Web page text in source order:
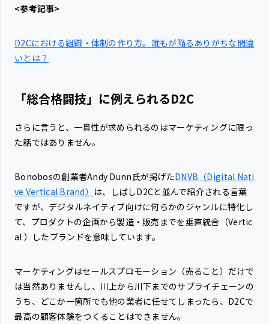
<参考記事>
D2Cにおける組織・体制の作り方。誰もが陥るありがちな間違
いとは？
「総合格闘技」に例えられるD2C
さらに言うと、一貫性が求められるのはマーケティングに限っ
た話ではありません。
Bonobosの創業者Andy Dunn氏が掲げたDNVB（Digital Nati
ve Vertical Brand） は、しばしD2Cと並んで紹介される言葉
ですが、デジタルネイティブ向けに何らかのジャンルに特化し
て、プロダクトの企画から製造・販売までを垂直統合（Vertic
al ）したブランドを意味しています。
マーケティングはセールスプロモーション（売ること）だけで
は当然ありませんし、川上から川下までのサプライチェーンの
うち、どこか一箇所でも他の業者に任せてしまったら、D2Cで
最高の顧客体験をつくることはできません。